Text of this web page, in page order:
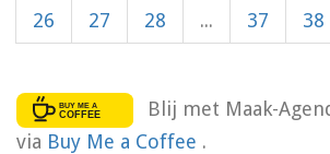
26 27 28 ... 37 38
Blij met Maak-
via Buy Me a Coffee .